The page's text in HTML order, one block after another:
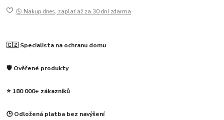
🕒 Nakup dnes, zaplať až za 30 dní zdarma
🇨🇿 Specialista na ochranu domu
🛡️ Ověřené produkty
⭐ 180 000+ zákazníků
🕒 Odložená platba bez navýšení